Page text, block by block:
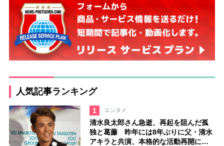
人気記事ランキング
1 エンタメ
清水良太郎さん急逝、再起を阻んだ孤
独と葛藤 昨年には8年ぶりに父・清水
アキラと共演、本格的な活動再開に向